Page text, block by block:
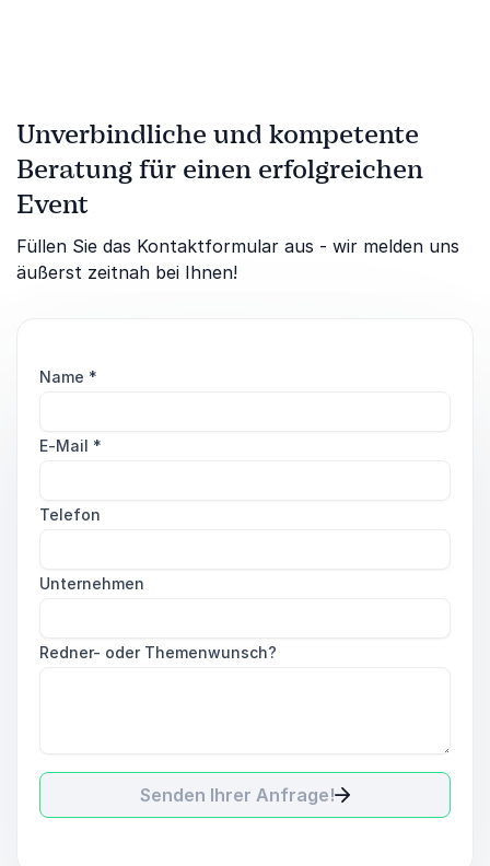
Unverbindliche und kompetente
Beratung für einen erfolgreichen
Event
Füllen Sie das Kontaktformular aus - wir melden uns
äußerst zeitnah bei Ihnen!
Name *
E-Mail *
Telefon
Unternehmen
Redner- oder Themenwunsch?
Senden Ihrer Anfrage!